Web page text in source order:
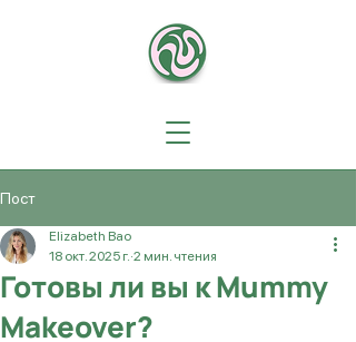
Пост
Готовы ли вы к Mummy
Makeover?
Elizabeth Bao
18 окт. 2025 г. 2 мин. чтения